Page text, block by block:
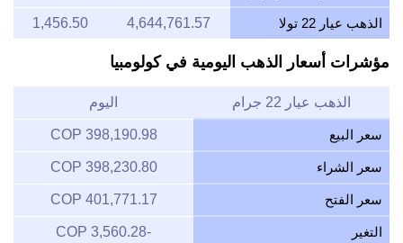
الذهب عيار 22 تولا 4,644,761.57
1,456.50
مؤشرات أسعار الذهب اليومية في كولومبيا
الذهب عيار 22 جرام اليوم
سعر البيع 398,190.98 COP
سعر الشراء 398,230.80 COP
سعر الفتح 401,771.17 COP
التغير -3,560.28 COP